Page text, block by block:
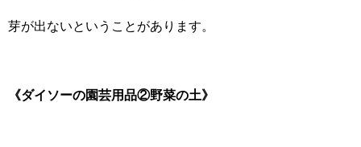
芽が出ないということがあります。
《ダイソーの園芸用品②野菜の土》